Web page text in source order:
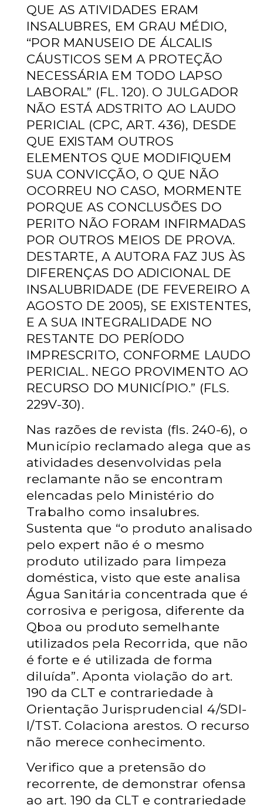
QUE AS ATIVIDADES ERAM
INSALUBRES, EM GRAU MÉDIO,
“POR MANUSEIO DE ÁLCALIS
CÁUSTICOS SEM A PROTEÇÃO
NECESSÁRIA EM TODO LAPSO
LABORAL” (FL. 120). O JULGADOR
NÃO ESTÁ ADSTRITO AO LAUDO
PERICIAL (CPC, ART. 436), DESDE
QUE EXISTAM OUTROS
ELEMENTOS QUE MODIFIQUEM
SUA CONVICÇÃO, O QUE NÃO
OCORREU NO CASO, MORMENTE
PORQUE AS CONCLUSÕES DO
PERITO NÃO FORAM INFIRMADAS
POR OUTROS MEIOS DE PROVA.
DESTARTE, A AUTORA FAZ JUS ÀS
DIFERENÇAS DO ADICIONAL DE
INSALUBRIDADE (DE FEVEREIRO A
AGOSTO DE 2005), SE EXISTENTES,
E A SUA INTEGRALIDADE NO
RESTANTE DO PERÍODO
IMPRESCRITO, CONFORME LAUDO
PERICIAL. NEGO PROVIMENTO AO
RECURSO DO MUNICÍPIO.” (FLS.
229V-30).
Nas razões de revista (fls. 240-6), o
Município reclamado alega que as
atividades desenvolvidas pela
reclamante não se encontram
elencadas pelo Ministério do
Trabalho como insalubres.
Sustenta que “o produto analisado
pelo expert não é o mesmo
produto utilizado para limpeza
doméstica, visto que este analisa
Água Sanitária concentrada que é
corrosiva e perigosa, diferente da
Qboa ou produto semelhante
utilizados pela Recorrida, que não
é forte e é utilizada de forma
diluída”. Aponta violação do art.
190 da CLT e contrariedade à
Orientação Jurisprudencial 4/SDI-
I/TST. Colaciona arestos. O recurso
não merece conhecimento.
Verifico que a pretensão do
recorrente, de demonstrar ofensa
ao art. 190 da CLT e contrariedade